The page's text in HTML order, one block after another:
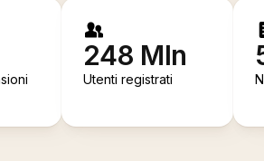
248 Mln
Utenti registrati